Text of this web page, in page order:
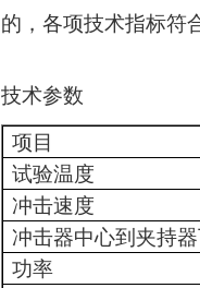
的，各项技术指标符
技术参数
项目
试验温度
冲击速度
冲击器中心到夹持
功率